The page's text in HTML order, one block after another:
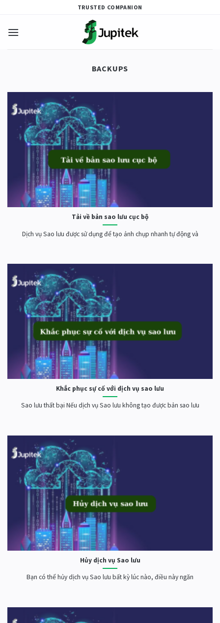
content
TRUSTED COMPANION
BACKUPS
Tải về bản sao lưu cục bộ
Dịch vụ Sao lưu được sử dụng để tạo ảnh chụp nhanh tự động và
Khắc phục sự cố với dịch vụ sao lưu
Sao lưu thất bại Nếu dịch vụ Sao lưu không tạo được bản sao lưu
Hủy dịch vụ Sao lưu
Bạn có thể hủy dịch vụ Sao lưu bất kỳ lúc nào, điều này ngăn